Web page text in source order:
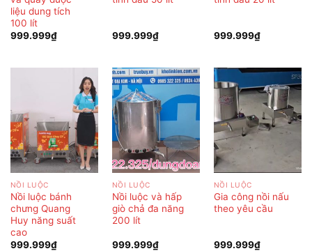
liệu dung tích
100 lít
999.999₫ 999.999₫ 999.999₫
NỒI LUỘC
Nồi luộc bánh
chưng Quang
Huy năng suất
cao
999.999₫
NỒI LUỘC
Nồi luộc và hấp
giò chả đa năng
200 lít
999.999₫
NỒI LUỘC
Gia công nồi nấu
theo yêu cầu
999.999₫